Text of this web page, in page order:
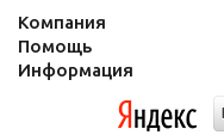
Компания
Помощь
Информация